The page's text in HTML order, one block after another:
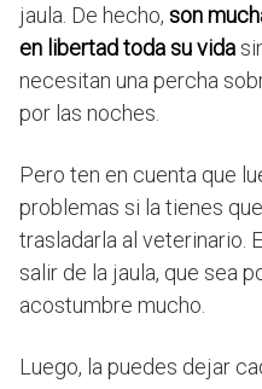
jaula. De hecho, son
en libertad toda su vida
necesitan una percha
por las noches.
Pero ten en cuenta que
problemas si la tienes
trasladarla al veterinario.
salir de la jaula, que sea
acostumbre mucho.
Luego, la puedes dejar